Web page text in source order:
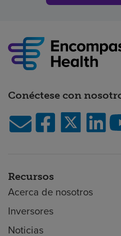
Conéctese con
Recursos
Acerca de nosotros
Inversores
Noticias